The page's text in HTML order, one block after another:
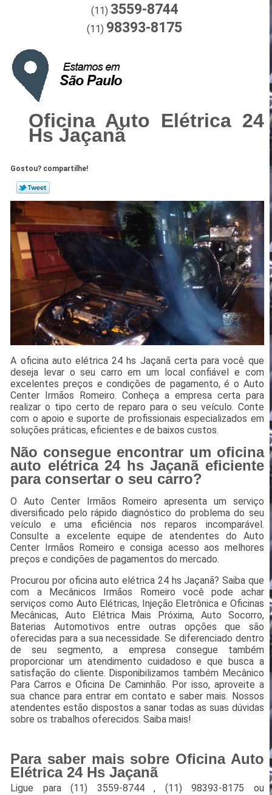
(11) 3559-8744
(11) 98393-8175
Oficina Auto Elétrica 24
Hs Jaçanã
Gostou? compartilhe!
A oficina auto elétrica 24 hs Jaçanã certa para você que
deseja levar o seu carro em um local confiável e com
excelentes preços e condições de pagamento, é o Auto
Center Irmãos Romeiro. Conheça a empresa certa para
realizar o tipo certo de reparo para o seu veículo. Conte
com o apoio e suporte de profissionais especializados em
soluções práticas, eficientes e de baixos custos.
Não consegue encontrar um oficina
auto elétrica 24 hs Jaçanã eficiente
para consertar o seu carro?
O Auto Center Irmãos Romeiro apresenta um serviço
diversificado pelo rápido diagnóstico do problema do seu
veículo e uma eficiência nos reparos incomparável.
Consulte a excelente equipe de atendentes do Auto
Center Irmãos Romeiro e consiga acesso aos melhores
preços e condições de pagamentos do mercado.
Procurou por oficina auto elétrica 24 hs Jaçanã? Saiba que
com a Mecânicos Irmãos Romeiro você pode achar
serviços como Auto Elétricas, Injeção Eletrônica e Oficinas
Mecânicas, Auto Elétrica Mais Próxima, Auto Socorro,
Baterias Automotivos entre outras opções que são
oferecidas para a sua necessidade. Se diferenciado dentro
de seu segmento, a empresa consegue também
proporcionar um atendimento cuidadoso e que busca a
satisfação do cliente. Disponibilizamos também Mecânico
Para Carros e Oficina De Caminhão. Por isso, aproveite a
sua chance para entrar em contato e saber mais. Nossos
atendentes estão dispostos a sanar todas as suas dúvidas
sobre os trabalhos oferecidos. Saiba mais!
Para saber mais sobre Oficina Auto
Elétrica 24 Hs Jaçanã
Ligue para(11) 3559-8744 , (11) 98393-8175 ou